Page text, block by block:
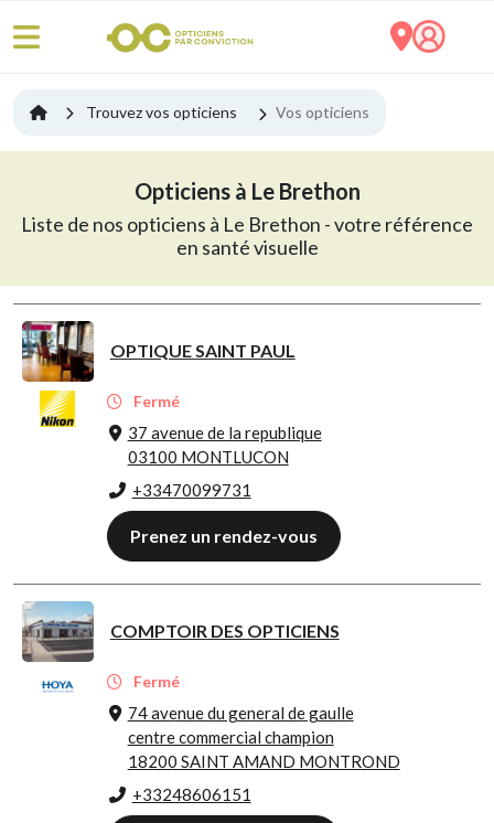
Trouvez vos opticiens Vos opticiens
Opticiens à Le Brethon
Liste de nos opticiens à Le Brethon - votre référence
en santé visuelle
OPTIQUE SAINT PAUL
Fermé
37 avenue de la republique
03100 MONTLUCON
+33470099731
Prenez un rendez-vous
COMPTOIR DES OPTICIENS
Fermé
74 avenue du general de gaulle
centre commercial champion
18200 SAINT AMAND MONTROND
+33248606151